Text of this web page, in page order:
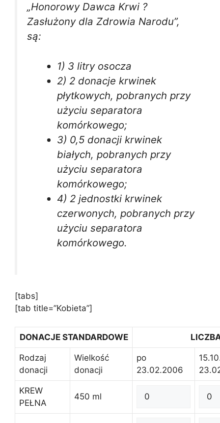
„Honorowy Dawca Krwi ?
Zasłużony dla Zdrowia Narodu”,
są:
1) 3 litry osocza
2) 2 donacje krwinek
płytkowych, pobranych przy
użyciu separatora
komórkowego;
3) 0,5 donacji krwinek
białych, pobranych przy
użyciu separatora
komórkowego;
4) 2 jednostki krwinek
czerwonych, pobranych przy
użyciu separatora
komórkowego.
[tabs]
[tab title=”Kobieta”]
DONACJE STANDARDOWE
Rodzaj
donacji
Wielkość
donacji
po
23.02.2006
KREW
PEŁNA
450 ml